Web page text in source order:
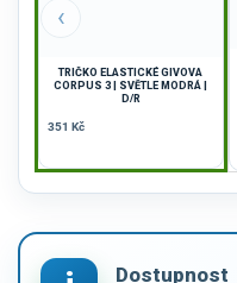
‹
TRIČKO ELASTICKÉ GIVOVA
CORPUS 3 | SVĚTLE MODRÁ |
D/R
351 Kč